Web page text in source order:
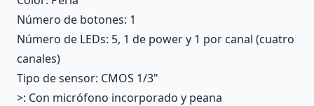
Número de botones: 1
Número de LEDs: 5, 1 de power y 1 por canal (cuatro
canales)
Tipo de sensor: CMOS 1/3"
>: Con micrófono incorporado y peana